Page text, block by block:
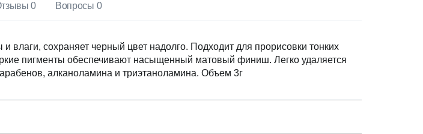
0 Вопросы 0
влаги, сохраняет черный цвет надолго. Подходит для прорисовки тонких
пигменты обеспечивают насыщенный матовый финиш. Легко удаляется
алканоламина и триэтаноламина. Объем 3г